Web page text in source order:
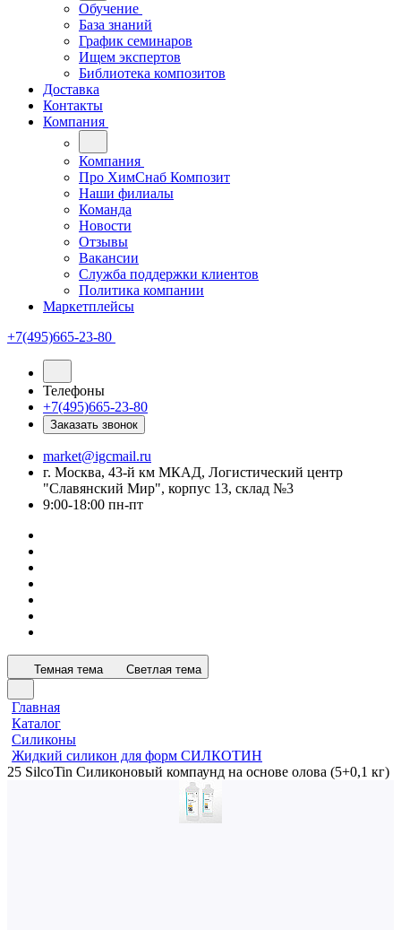
Обучение
База знаний
График семинаров
Ищем экспертов
Библиотека композитов
Доставка
Контакты
Компания
Компания
Про ХимСнаб Композит
Наши филиалы
Команда
Новости
Отзывы
Вакансии
Служба поддержки клиентов
Политика компании
Маркетплейсы
+7(495)665-23-80
Телефоны
+7(495)665-23-80
Заказать звонок
market@igcmail.ru
г. Москва, 43-й км МКАД, Логистический центр
"Славянский Мир", корпус 13, склад №3
9:00-18:00 пн-пт
Темная тема Светлая тема
Главная
Каталог
Силиконы
Жидкий силикон для форм СИЛКОТИН
25 SilcoTin Силиконовый компаунд на основе олова (5+0,1 кг)